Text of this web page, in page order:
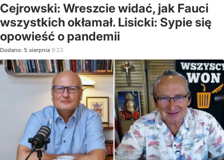
Cejrowski: Wreszcie widać, jak Fauci
wszystkich okłamał. Lisicki: Sypie się
opowieść o pandemii
Dodano: 5 sierpnia 9:23